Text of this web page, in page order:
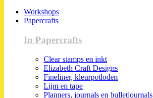
Workshops
Papercrafts
In Papercrafts
Clear stamps en inkt
Elizabeth Craft Designs
Fineliner, kleurpotloden
Lijm en tape
Planners, journals en bulletjournals